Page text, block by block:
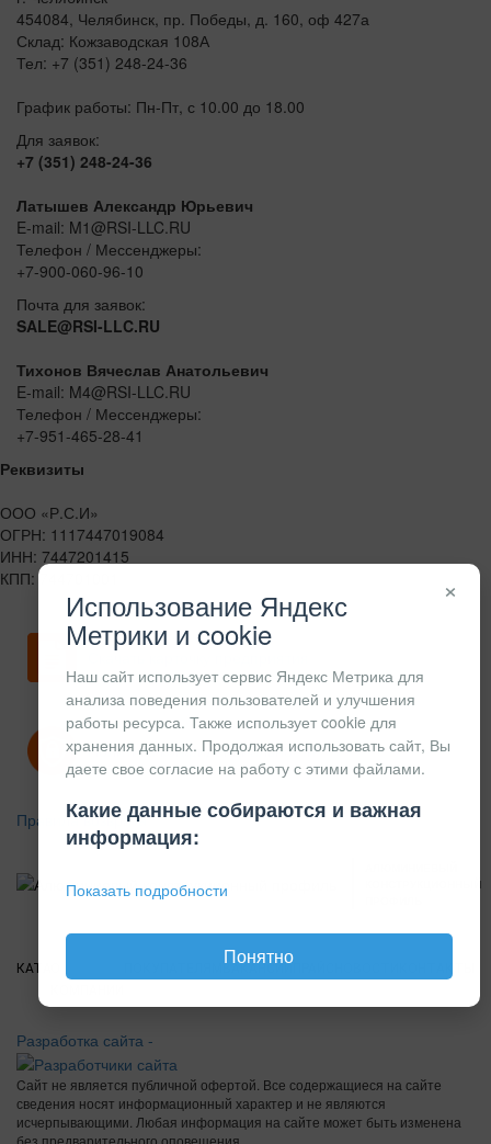
454084, Челябинск, пр. Победы, д. 160, оф 427а
Склад: Кожзаводская 108А
Тел: +7 (351) 248-24-36
График работы: Пн-Пт, с 10.00 до 18.00
Для заявок:
+7 (351) 248-24-36
Латышев Александр Юрьевич
E-mail: M1@RSI-LLC.RU
Телефон / Мессенджеры:
+7-900-060-96-10
Почта для заявок:
SALE@RSI-LLC.RU
Тихонов Вячеслав Анатольевич
E-mail: M4@RSI-LLC.RU
Телефон / Мессенджеры:
+7-951-465-28-41
Реквизиты
ООО «Р.С.И»
ОГРН: 1117447019084
ИНН: 7447201415
КПП: 744701001
Скачать карточку предприятия
Политика конфиденциальности
Правила возврата
КОНСТРУКЦИОННЫЙ
КАТАЛОГ ВАКАНСИИ
Разработка сайта -
Cайт не является публичной офертой. Все содержащиеся на сайте
сведения носят информационный характер и не являются
исчерпывающими. Любая информация на сайте может быть изменена
без предварительного оповещения.
×
Использование Яндекс
Метрики и cookie
Наш сайт использует сервис Яндекс Метрика для
анализа поведения пользователей и улучшения
работы ресурса. Также использует cookie для
хранения данных. Продолжая использовать сайт, Вы
даете свое согласие на работу с этими файлами.
Какие данные собираются и важная
информация:
Показать подробности
Понятно